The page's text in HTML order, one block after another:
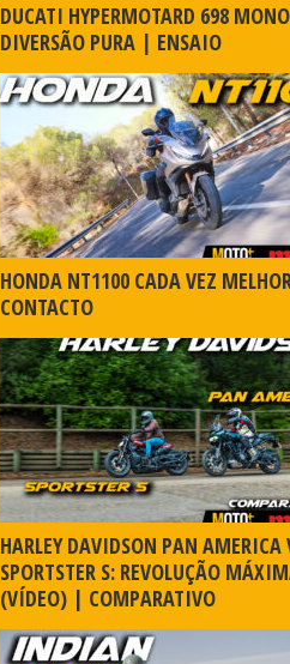
DUCATI HYPERMOTARD 698
DIVERSÃO PURA | ENSAIO
HONDA NT1100 CADA VEZ
CONTACTO
HARLEY DAVIDSON PAN AMERICA
SPORTSTER S: REVOLUÇÃO
(VÍDEO) | COMPARATIVO